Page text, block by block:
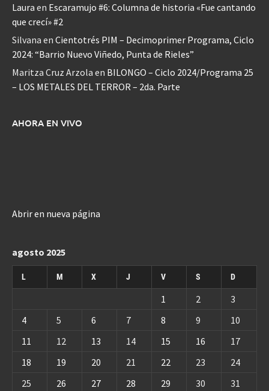
Laura en Escaramujo #6: Columna de historia «Fue cantando
que crecí» #2
Silvana en Cientotrés PIM – Decimoprimer Programa, Ciclo
2024: “Barrio Nuevo Viñedo, Punta de Rieles”
Maritza Cruz Arzola en BILONGO – Ciclo 2024/Programa 25
– LOS METALES DEL TERROR – 2da. Parte
AHORA EN VIVO
Abrir en nueva página
agosto 2025
L M X J V S D
1 2
3
4
5 6 7 8 9
10
11
12 13 14 15 16
17
18
19 20 21 22 23
24
25
26 27 28 29 30 31